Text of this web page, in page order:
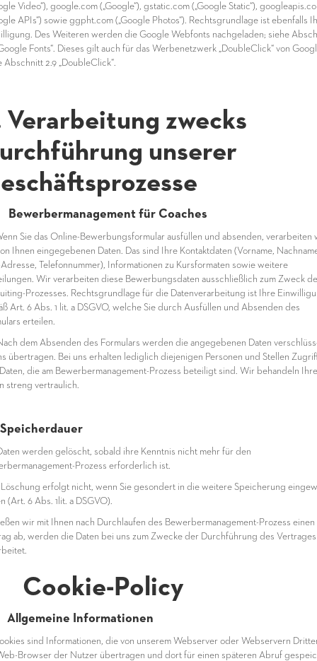
Video“), google.com („Google“), gstatic.com („Google Static“),
APIs“) sowie ggpht.com („Google Photos“). Rechtsgrundlage ist ebenfalls
Des Weiteren werden die Google Webfonts nachgeladen; siehe
Fonts“. Dieses gilt auch für das Werbenetzwerk „DoubleClick“ von
Abschnitt 2.9 „DoubleClick“.
Verarbeitung zwecks
unserer
für Coaches
Sie das Online-Bewerbungsformular ausfüllen und absenden, verarbeiten
Ihnen eingegebenen Daten. Das sind Ihre Kontaktdaten (Vorname,
Telefonnummer), Informationen zu Kursformaten sowie weitere
Wir verarbeiten diese Bewerbungsdaten ausschließlich zum Zweck
Prozesses. Rechtsgrundlage für die Datenverarbeitung ist Ihre
Art. 6 Abs. 1 lit. a DSGVO, welche Sie durch Ausfüllen und Absenden des
erteilen.
dem Absenden des Formulars werden die angegebenen Daten
übertragen. Bei uns erhalten lediglich diejenigen Personen und Stellen
die am Bewerbermanagement-Prozess beteiligt sind. Wir behandeln Ihre
streng vertraulich.
werden gelöscht, sobald ihre Kenntnis nicht mehr für den
Prozess erforderlich ist.
erfolgt nicht, wenn Sie gesondert in die weitere Speicherung
(Art. 6 Abs. 1lit. a DSGVO).
wir mit Ihnen nach Durchlaufen des Bewerbermanagement-Prozess einen
ab, werden die Daten bei uns zum Zwecke der Durchführung des Vertrages
Policy
Allgemeine Informationen
sind Informationen, die von unserem Webserver oder Webservern
Browser der Nutzer übertragen und dort für einen späteren Abruf